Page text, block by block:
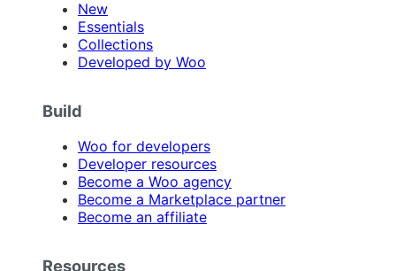
New
Essentials
Collections
Developed by Woo
Build
Woo for developers
Developer resources
Become a Woo agency
Become a Marketplace partner
Become an affiliate
Resources